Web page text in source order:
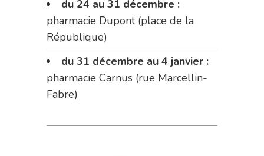
du 24 au 31 décembre :
pharmacie Dupont (place de la
République)
du 31 décembre au 4 janvier :
pharmacie Carnus (rue Marcellin-
Fabre)